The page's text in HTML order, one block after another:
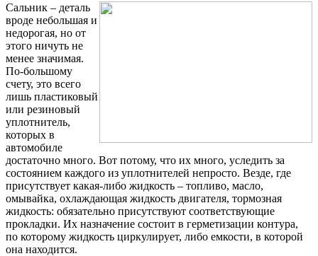
Сальник – деталь
вроде небольшая и
недорогая, но от
этого ничуть не
менее значимая.
По-большому
счету, это всего
лишь пластиковый
или резиновый
уплотнитель,
которых в
автомобиле
достаточно много. Вот потому, что их много, уследить за
состоянием каждого из уплотнителей непросто. Везде, где
присутствует какая-либо жидкость – топливо, масло,
омывайка, охлаждающая жидкость двигателя, тормозная
жидкость: обязательно присутствуют соответствующие
прокладки. Их назначение состоит в герметизации контура,
по которому жидкость циркулирует, либо емкости, в которой
она находится.